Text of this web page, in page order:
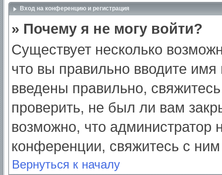
Вход на конференцию и регистрация
» Почему я не могу войти?
Существует несколько
что вы правильно вводите
введены правильно,
проверить, не был ли вам
возможно, что администратор
конференции, свяжитесь с
Вернуться к началу